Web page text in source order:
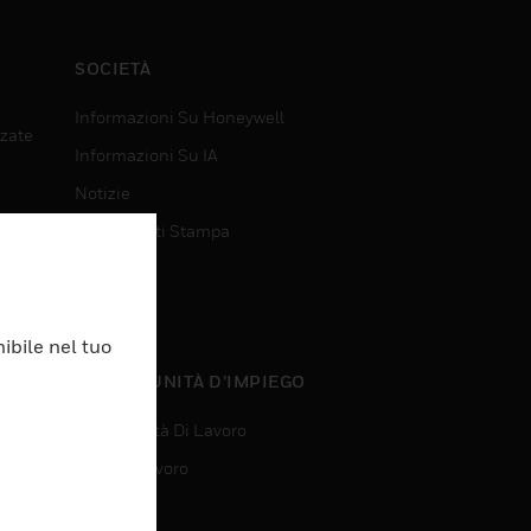
SOCIETÀ
Informazioni Su Honeywell
Informazioni Su IA
Notizie
Comunicati Stampa
OPPORTUNITÀ D’IMPIEGO
Opportunità Di Lavoro
Ricerca Lavoro
nel tuo